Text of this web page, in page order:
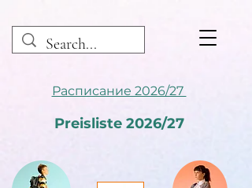
Расписание 2026/27
Preisliste 2026/27